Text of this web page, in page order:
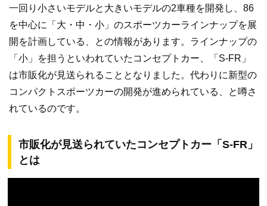
一回り小さいモデルと大きいモデルの2車種を開発し、86
を中心に「大・中・小」のスポーツカーラインナップを展
開を計画している、との情報があります。ラインナップの
「小」を担うといわれていたコンセプトカー、「S-FR」
は市販化が見送られることとなりました。代わりに新型の
コンパクトスポーツカーの開発が進められている、と噂さ
れているのです。
市販化が見送られていたコンセプトカー「S-FR」
とは